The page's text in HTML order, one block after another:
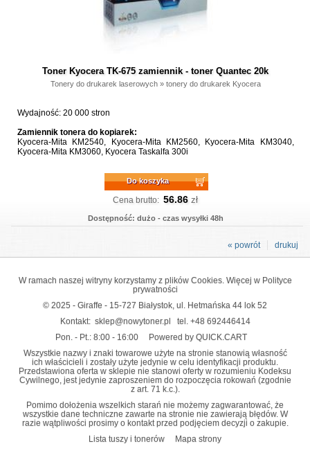
Toner Kyocera TK-675 zamiennik - toner Quantec 20k
Tonery do drukarek laserowych» tonery do drukarek Kyocera
Wydajność: 20 000 stron
Zamiennik tonera do kopiarek:
Kyocera-Mita KM2540, Kyocera-Mita KM2560, Kyocera-Mita KM3040,
Kyocera-Mita KM3060, Kyocera Taskalfa 300i
Do koszyka
Cena brutto: 56.86 zł
Dostępność: dużo - czas wysyłki 48h
drukuj
« powrót
W ramach naszej witryny korzystamy z plików Cookies. Więcej w Polityce
prywatności
© 2025 - Giraffe - 15-727 Białystok, ul. Hetmańska 44 lok 52
Kontakt: sklep@nowytoner.pl tel. +48 692446414
Pon. - Pt.: 8:00 - 16:00
Powered by QUICK.CART
Wszystkie nazwy i znaki towarowe użyte na stronie stanowią własność
ich właścicieli i zostały użyte jedynie w celu identyfikacji produktu.
Przedstawiona oferta w sklepie nie stanowi oferty w rozumieniu Kodeksu
Cywilnego, jest jedynie zaproszeniem do rozpoczęcia rokowań (zgodnie
z art. 71 k.c.).
Pomimo dołożenia wszelkich starań nie możemy zagwarantować, że
wszystkie dane techniczne zawarte na stronie nie zawierają błędów. W
razie wątpliwości prosimy o kontakt przed podjęciem decyzji o zakupie.
Lista tuszy i tonerów
Mapa strony